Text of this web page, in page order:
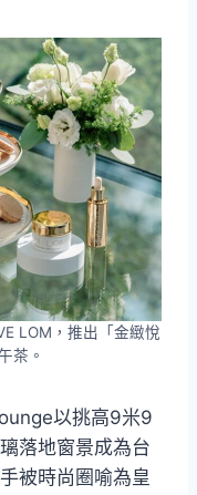
LOM，推出「金緻悅
茶。
以挑高9米9
落地窗景成為台
被時尚圈喻為皇